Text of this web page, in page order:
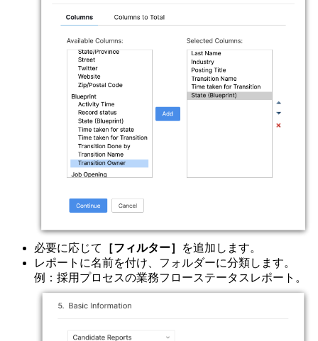
必要に応じて ［フィルター］
を追加します。
レポートに名前を付け、フォルダーに分類します。
例：採用プロセスの業務フローステータスレポート。